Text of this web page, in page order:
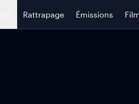
Rattrapage Émissions